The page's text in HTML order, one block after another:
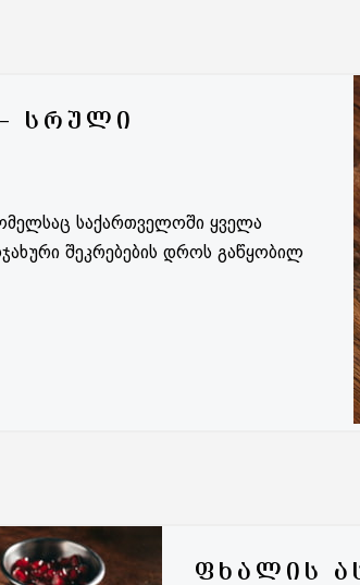
ᲡᲠᲣᲚᲘ
საქართველოში ყველა
შეკრებების დროს გაწყობილ
ᲤᲮᲐᲚᲘᲡ